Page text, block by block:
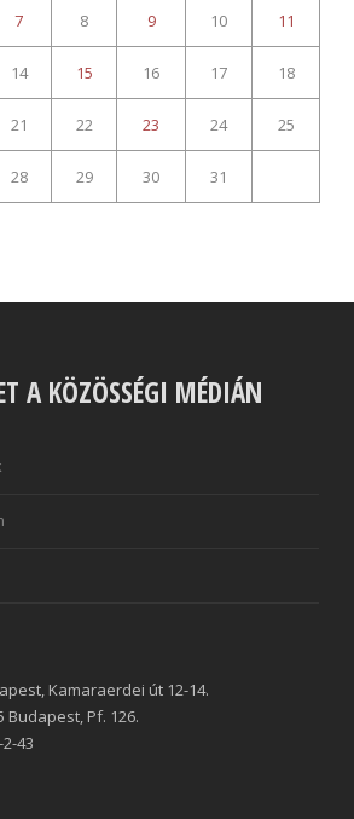
7 8 9 10 11
14 15 16 17 18
21 22 23 24 25
28 29 30
31
A KÖZÖSSÉGI MÉDIÁN
Kamaraerdei út 12-14.
Budapest, Pf. 126.
43